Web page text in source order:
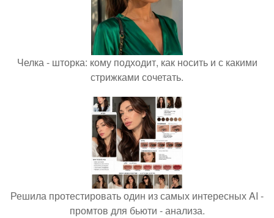
Челка - шторка: кому подходит, как носить и с какими
стрижками сочетать.
Решила протестировать один из самых интересных AI -
промтов для бьюти - анализа.